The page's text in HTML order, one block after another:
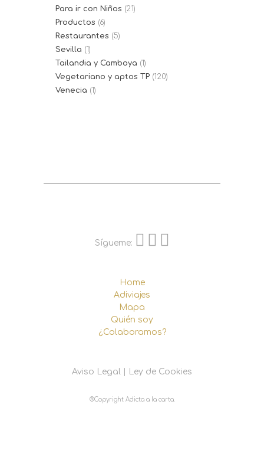
Para ir con Niños (21)
Productos (6)
Restaurantes (5)
Sevilla (1)
Tailandia y Camboya (1)
Vegetariano y aptos TP (120)
Venecia (1)
Sígueme:
Home
Adiviajes
Mapa
Quién soy
¿Colaboramos?
Aviso Legal Ley de Cookies
®Copyright Adicta a la carta.